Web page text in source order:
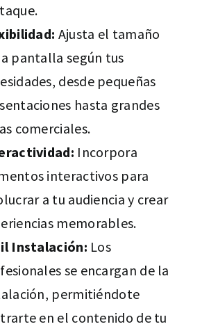
Ajusta el tamaño
pantalla según tus
desde pequeñas
hasta grandes
comerciales.
Incorpora
interactivos para
a tu audiencia y crear
memorables.
Instalación: Los
se encargan de la
permitiéndote
en el contenido de tu